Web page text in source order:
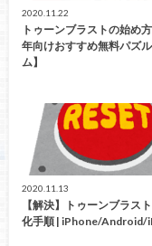
2020.11.22
トゥーンブラストの始め
年向けおすすめ無料パズ
ム】
2020.11.13
【解決】トゥーンブラス
化手順 | iPhone/Android/